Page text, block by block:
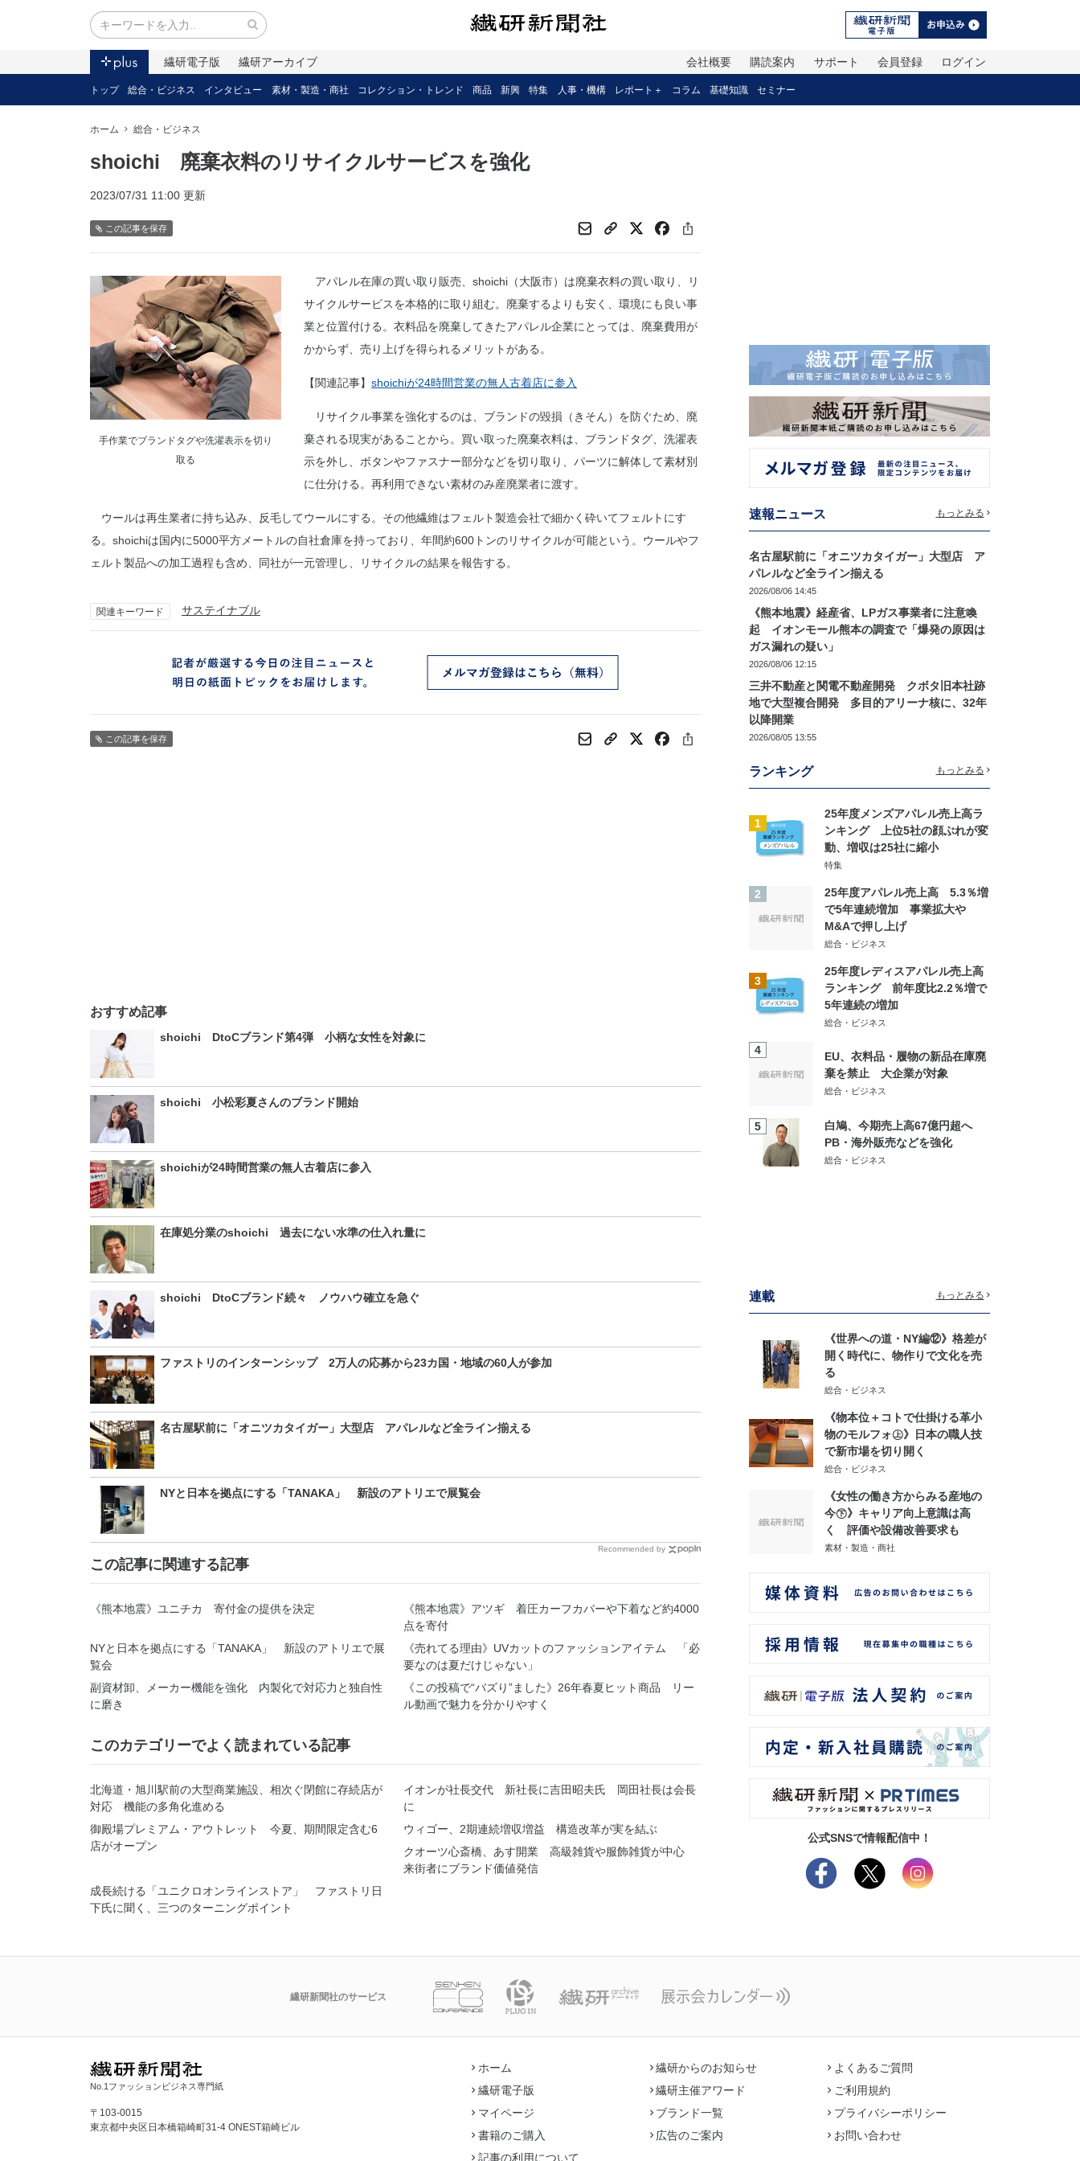
繊研電子版 繊研アーカイブ ログイン
会員登録
サポート
購読案内
会社概要
トップ 総合・ビジネス インタビュー 素材・製造・商社 コレクション・トレンド 商品 新興 特集 人事・機構 レポート＋ コラム 基礎知識 セミナー
ホーム 総合・ビジネス
shoichi 廃棄衣料のリサイクルサービスを強化
2023/07/31 11:00 更新
この記事を保存
手作業でブランドタグや洗濯表示を切り
取る
アパレル在庫の買い取り販売、shoichi（大阪市）は廃棄衣料の買い取り、リ
サイクルサービスを本格的に取り組む。廃棄するよりも安く、環境にも良い事
業と位置付ける。衣料品を廃棄してきたアパレル企業にとっては、廃棄費用が
かからず、売り上げを得られるメリットがある。
【関連記事】 shoichiが24時間営業の無人古着店に参入
リサイクル事業を強化するのは、ブランドの毀損（きそん）を防ぐため、廃
棄される現実があることから。買い取った廃棄衣料は、ブランドタグ、洗濯表
示を外し、ボタンやファスナー部分などを切り取り、パーツに解体して素材別
に仕分ける。再利用できない素材のみ産廃業者に渡す。
ウールは再生業者に持ち込み、反毛してウールにする。その他繊維はフェルト製造会社で細かく砕いてフェルトにす
る。shoichiは国内に5000平方メートルの自社倉庫を持っており、年間約600トンのリサイクルが可能という。ウールやフ
ェルト製品への加工過程も含め、同社が一元管理し、リサイクルの結果を報告する。
関連キーワード サステイナブル
この記事を保存
おすすめ記事
shoichi DtoCブランド第4弾 小柄な女性を対象に
shoichi 小松彩夏さんのブランド開始
shoichiが24時間営業の無人古着店に参入
在庫処分業のshoichi 過去にない水準の仕入れ量に
shoichi DtoCブランド続々 ノウハウ確立を急ぐ
ファストリのインターンシップ 2万人の応募から23カ国・地域の60人が参加
名古屋駅前に「オニツカタイガー」大型店 アパレルなど全ライン揃える
NYと日本を拠点にする「TANAKA」 新設のアトリエで展覧会
Recommended by
この記事に関連する記事
《熊本地震》ユニチカ 寄付金の提供を決定
《熊本地震》アツギ 着圧カーフカバーや下着など約4000
点を寄付
NYと日本を拠点にする「TANAKA」 新設のアトリエで展
覧会
《売れてる理由》UVカットのファッションアイテム 「必
要なのは夏だけじゃない」
副資材卸、メーカー機能を強化 内製化で対応力と独自性
に磨き
《この投稿で“バズり”ました》26年春夏ヒット商品 リー
ル動画で魅力を分かりやすく
このカテゴリーでよく読まれている記事
北海道・旭川駅前の大型商業施設、相次ぐ閉館に存続店が
対応 機能の多角化進める
イオンが社長交代 新社長に吉田昭夫氏 岡田社長は会長
に
御殿場プレミアム・アウトレット 今夏、期間限定含む6
店がオープン
ウィゴー、2期連続増収増益 構造改革が実を結ぶ
クオーツ心斎橋、あす開業 高級雑貨や服飾雑貨が中心
来街者にブランド価値発信
成長続ける「ユニクロオンラインストア」 ファストリ日
下氏に聞く、三つのターニングポイント
速報ニュース もっとみる
名古屋駅前に「オニツカタイガー」大型店 ア
パレルなど全ライン揃える
2026/08/06 14:45
《熊本地震》経産省、LPガス事業者に注意喚
起 イオンモール熊本の調査で「爆発の原因は
ガス漏れの疑い」
2026/08/06 12:15
三井不動産と関電不動産開発 クボタ旧本社跡
地で大型複合開発 多目的アリーナ核に、32年
以降開業
2026/08/05 13:55
ランキング もっとみる
1
25年度メンズアパレル売上高ラ
ンキング 上位5社の顔ぶれが変
動、増収は25社に縮小
特集
2
25年度アパレル売上高 5.3％増
で5年連続増加 事業拡大や
M&Aで押し上げ
総合・ビジネス
3
25年度レディスアパレル売上高
ランキング 前年度比2.2％増で
5年連続の増加
総合・ビジネス
4
EU、衣料品・履物の新品在庫廃
棄を禁止 大企業が対象
総合・ビジネス
5
白鳩、今期売上高67億円超へ
PB・海外販売などを強化
総合・ビジネス
連載 もっとみる
《世界への道・NY編⑫》格差が
開く時代に、物作りで文化を売
る
総合・ビジネス
《物本位＋コトで仕掛ける革小
物のモルフォ㊤》日本の職人技
で新市場を切り開く
総合・ビジネス
《女性の働き方からみる産地の
今㊦》キャリア向上意識は高
く 評価や設備改善要求も
素材・製造・商社
公式SNSで情報配信中！
繊研新聞社のサービス
No.1ファッションビジネス専門紙
〒103-0015
東京都中央区日本橋箱崎町31-4 ONEST箱崎ビル
ホーム
繊研電子版
マイページ
書籍のご購入
記事の利用について
繊研からのお知らせ
繊研主催アワード
ブランド一覧
広告のご案内
よくあるご質問
ご利用規約
プライバシーポリシー
お問い合わせ